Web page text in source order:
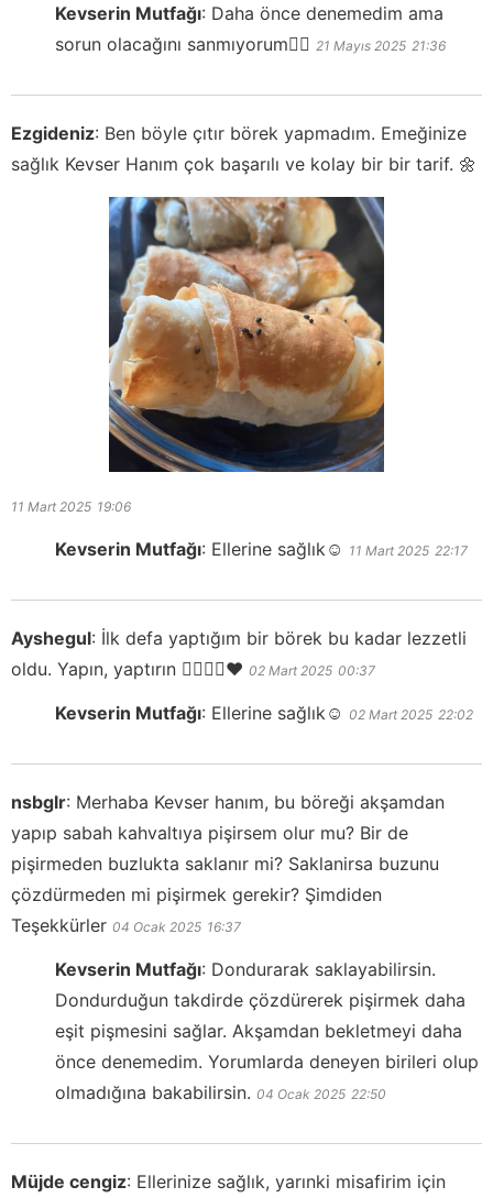
Kevserin Mutfağı: Daha önce denemedim ama
sorun olacağını sanmıyorum👍🏻 21 Mayıs 2025 21:36
Ezgideniz: Ben böyle çıtır börek yapmadım. Emeğinize
sağlık Kevser Hanım çok başarılı ve kolay bir bir tarif. 🌼
11 Mart 2025 19:06
Kevserin Mutfağı: Ellerine sağlık☺️ 11 Mart 2025 22:17
Ayshegul: İlk defa yaptığım bir börek bu kadar lezzetli
oldu. Yapın, yaptırın 👍🏻👌🏻❤️ 02 Mart 2025 00:37
Kevserin Mutfağı: Ellerine sağlık☺️ 02 Mart 2025 22:02
nsbglr: Merhaba Kevser hanım, bu böreği akşamdan
yapıp sabah kahvaltıya pişirsem olur mu? Bir de
pişirmeden buzlukta saklanır mi? Saklanirsa buzunu
çözdürmeden mi pişirmek gerekir? Şimdiden
Teşekkürler 04 Ocak 2025 16:37
Kevserin Mutfağı: Dondurarak saklayabilirsin.
Dondurduğun takdirde çözdürerek pişirmek daha
eşit pişmesini sağlar. Akşamdan bekletmeyi daha
önce denemedim. Yorumlarda deneyen birileri olup
olmadığına bakabilirsin. 04 Ocak 2025 22:50
Müjde cengiz: Ellerinize sağlık, yarınki misafirim için